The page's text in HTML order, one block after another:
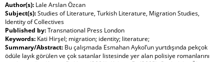
Author(s): Lale Arslan Özcan
Subject(s):Studies of Literature, Turkish Literature, Migration Studies,
Identity of Collectives
Published by:Transnational Press London
Keywords: Kati Hirşel; migration; identity; literature;
Summary/Abstract: Bu çalışmada Esmahan Aykol’un yurtdışında pekçok
ödüle layık görülen ve çok satanlar listesinde yer alan polisiye romanlarını